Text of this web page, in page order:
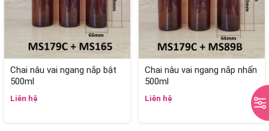
Chai nâu vai ngang nắp bật
500ml
Liên hệ
Chai nâu vai ngang nắp nhấn
500ml
Liên hệ